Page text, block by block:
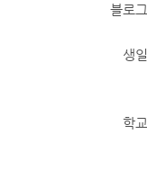
블로그
생일
학교